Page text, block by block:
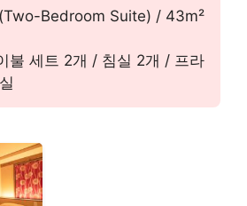
Bedroom Suite) / 43m²
불 세트 2개 / 침실 2개 / 프라